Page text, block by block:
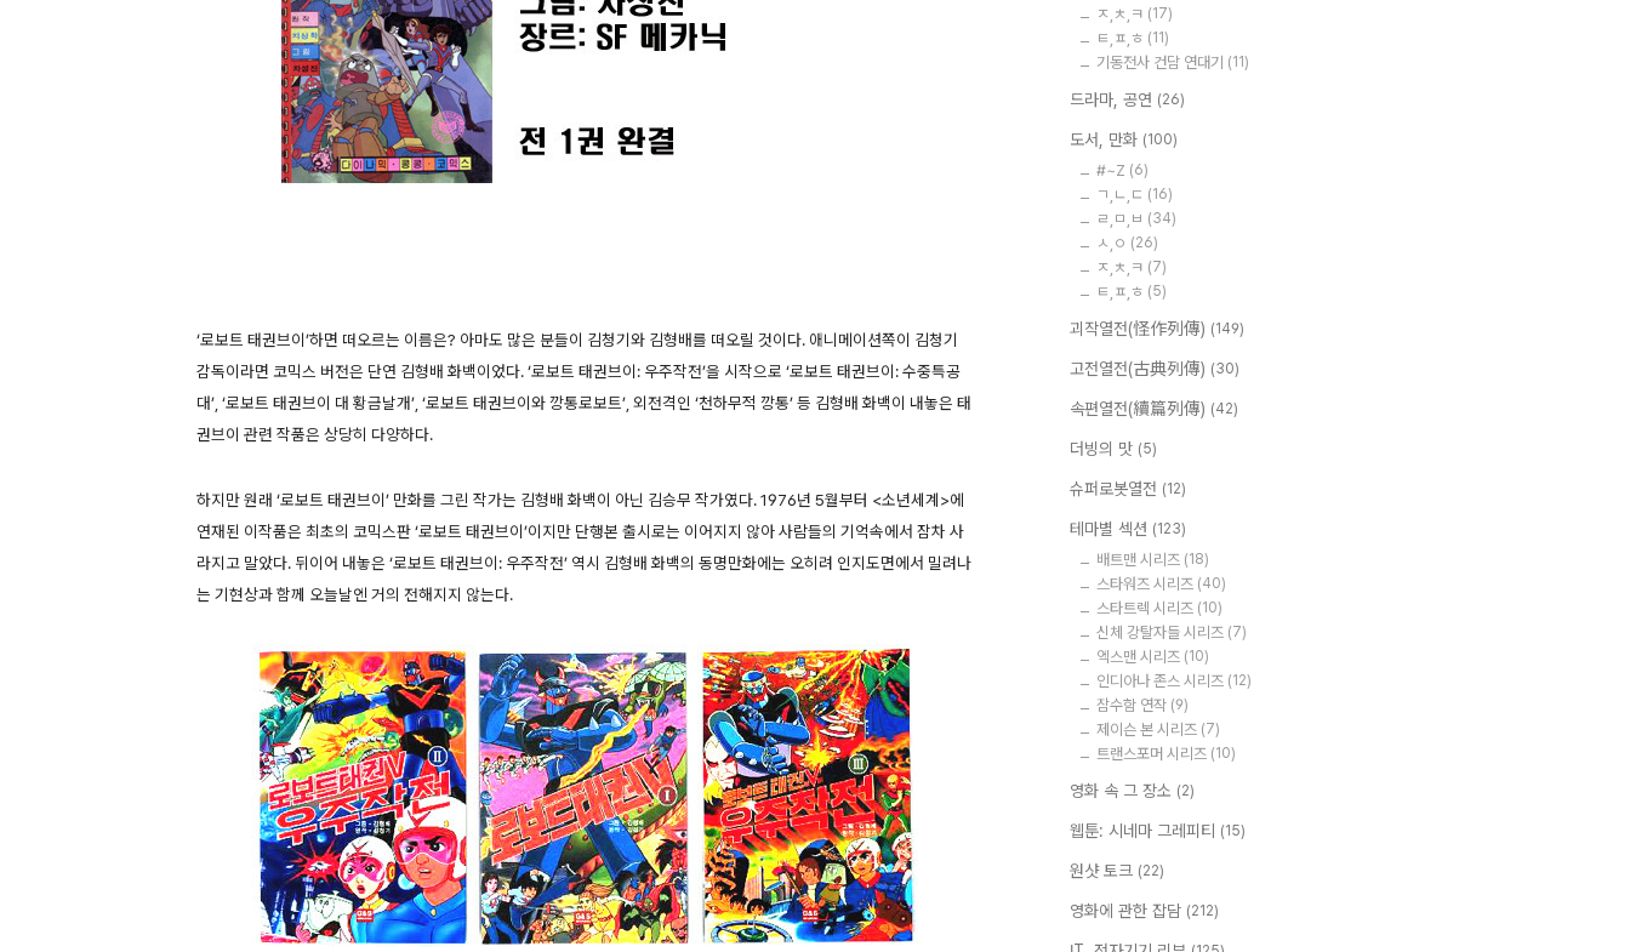
‘로보트 태권브이’하면 떠오르는 이름은? 아마도 많은 분들이 김청기와 김형배를 떠오릴 것이다. 애니메이션쪽이 김청기
감독이라면 코믹스 버전은 단연 김형배 화백이었다. ‘로보트 태권브이: 우주작전’을 시작으로 ‘로보트 태권브이: 수중특공
대’, ‘로보트 태권브이 대 황금날개’, ‘로보트 태권브이와 깡통로보트’, 외전격인 ‘천하무적 깡통’ 등 김형배 화백이 내놓은 태
권브이 관련 작품은 상당히 다양하다.
하지만 원래 ‘로보트 태권브이’ 만화를 그린 작가는 김형배 화백이 아닌 김승무 작가였다. 1976년 5월부터 <소년세계>에
연재된 이작품은 최초의 코믹스판 ‘로보트 태권브이’이지만 단행본 출시로는 이어지지 않아 사람들의 기억속에서 잠차 사
라지고 말았다. 뒤이어 내놓은 ‘로보트 태권브이: 우주작전’ 역시 김형배 화백의 동명만화에는 오히려 인지도면에서 밀려나
는 기현상과 함께 오늘날엔 거의 전해지지 않는다.
ㅈ,ㅊ,ㅋ (17)
ㅌ,ㅍ,ㅎ (11)
기동전사 건담 연대기 (11)
드라마, 공연 (26)
도서, 만화 (100)
#~Z (6)
ㄱ,ㄴ,ㄷ (16)
ㄹ,ㅁ,ㅂ (34)
ㅅ,ㅇ (26)
ㅈ,ㅊ,ㅋ (7)
ㅌ,ㅍ,ㅎ (5)
괴작열전(怪作列傳) (149)
고전열전(古典列傳) (30)
속편열전(續篇列傳) (42)
더빙의 맛 (5)
슈퍼로봇열전 (12)
테마별 섹션 (123)
배트맨 시리즈 (18)
스타워즈 시리즈 (40)
스타트렉 시리즈 (10)
신체 강탈자들 시리즈 (7)
엑스맨 시리즈 (10)
인디아나 존스 시리즈 (12)
잠수함 연작 (9)
제이슨 본 시리즈 (7)
트랜스포머 시리즈 (10)
영화 속 그 장소 (2)
웹툰: 시네마 그레피티 (15)
원샷 토크 (22)
영화에 관한 잡담 (212)